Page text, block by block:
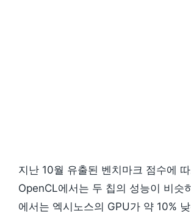
지난 10월 유출된 벤치마크 점수에
OpenCL에서는 두 칩의 성능이 비슷
에서는 엑시노스의 GPU가 약 10%